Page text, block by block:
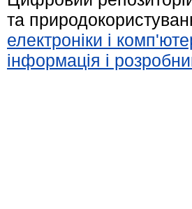
та
електроніки і
інформація і